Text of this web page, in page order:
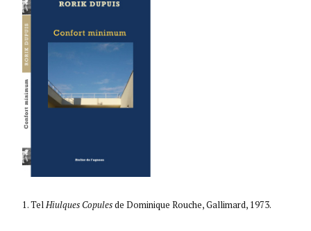
1. TelHiulques Copulesde Dominique Rouche, Gallimard, 1973.